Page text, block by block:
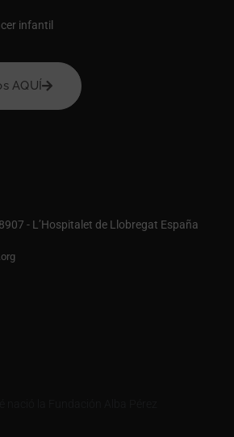
infantil
AQUÍ
- L’Hospitalet de Llobregat España